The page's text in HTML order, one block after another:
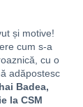
și motive!
cum s-a
cu o
adăpostesc
Badea,
la CSM